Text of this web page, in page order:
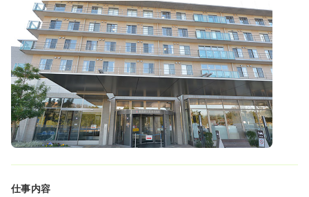
«福利厚生の充実☆職員が日本一働きやすい病院を目指し
ています»
◆南東北グループとして「東京ワークライフバランス認定
企業」に選ばれていることからもわかるように、「日勤常
勤制度」、「グループ内異動」、「トレーニングマシン貸
出」、「キッズルーム」、「5時からホリデイ」「24時間
託児所」などの制度を利用して、生き生きと働いている職
員が大勢います。
◆年間休日は120日以上です♪祝日の振り替え休に加え、リ
フレッシュ休も充実しており、1週間程度の連休も取得でき
ます♪
メです♪»
仕事内容